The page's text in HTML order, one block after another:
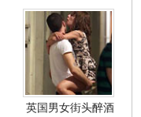
英国男女街头醉酒